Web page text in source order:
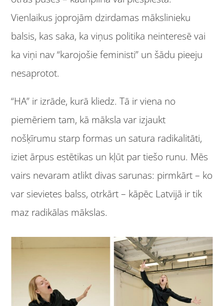
Vienlaikus joprojām dzirdamas mākslinieku
balsis, kas saka, ka viņus politika neinteresē vai
ka viņi nav “karojošie feministi” un šādu pieeju
nesaprotot.
“HA” ir izrāde, kurā kliedz. Tā ir viena no
piemēriem tam, kā māksla var izjaukt
nošķīrumu starp formas un satura radikalitāti,
iziet ārpus estētikas un kļūt par tiešo runu. Mēs
vairs nevaram atlikt divas sarunas: pirmkārt – ko
var sievietes balss, otrkārt – kāpēc Latvijā ir tik
maz radikālas mākslas.